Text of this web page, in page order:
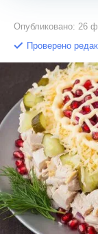
Опубликовано: 26
Проверено